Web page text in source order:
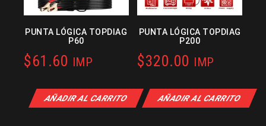
PUNTA LÓGICA TOPDIAG
P60
$61.60 IMP
AÑADIR AL CARRITO
PUNTA LÓGICA TOPDIAG
P200
$320.00 IMP
AÑADIR AL CARRITO